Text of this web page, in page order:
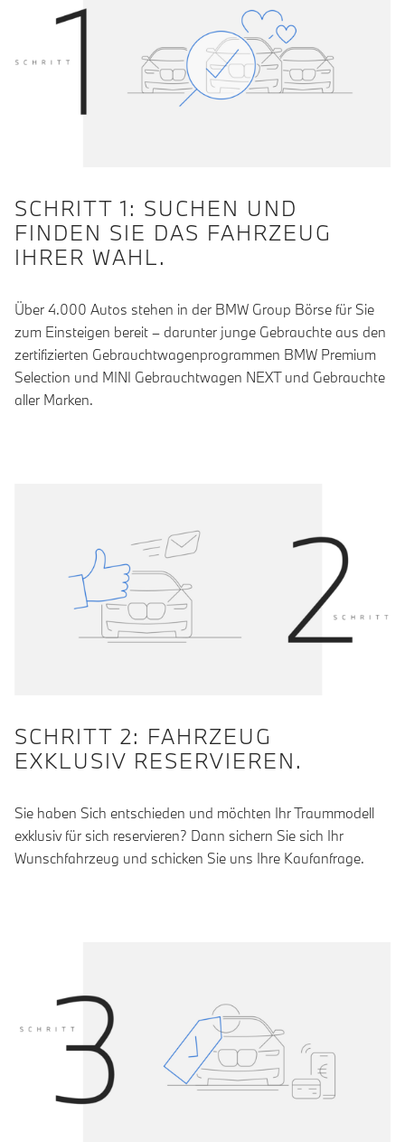
SCHRITT 1: SUCHEN UND
FINDEN SIE DAS FAHRZEUG
IHRER WAHL.
Über 4.000 Autos stehen in der BMW Group Börse für Sie
zum Einsteigen bereit – darunter junge Gebrauchte aus den
zertifizierten Gebrauchtwagenprogrammen BMW Premium
Selection und MINI Gebrauchtwagen NEXT und Gebrauchte
aller Marken.
SCHRITT 2: FAHRZEUG
EXKLUSIV RESERVIEREN.
Sie haben Sich entschieden und möchten Ihr Traummodell
exklusiv für sich reservieren? Dann sichern Sie sich Ihr
Wunschfahrzeug und schicken Sie uns Ihre Kaufanfrage.